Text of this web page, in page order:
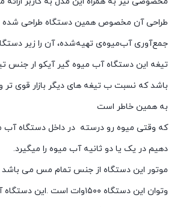
طراحی آن مخصوص همین دستگاه طراحی شده
جمع‌آوری آب‌میوه‌ی تهیه‌شده، آن را زیر
تیغه این دستگاه آب میوه گیر آیکو ار جنس
باشد که نسبت ب تیغه های دیگر بازار قوی تر
به همین خاطر است
که وقتی میوه رو درسته در داخل دستگاه آب
دهیم در یک یا دو ثانیه آب میوه را میگیرد.
موتور این دستگاه از جنس تمام مس می باشد
وتوان این دستگاه ۱۵۰۰وات است